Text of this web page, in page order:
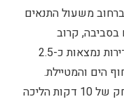
משעול התנאים
בסביבה, קרוב
לשלוחת אוניברסיטת בן גוריון בעיר. הדירות נמצאות כ-2.5
הים והמטיילת.
בנוסף, מרכז השופינג BIG נמצא במרחק של 10 דקות הליכה